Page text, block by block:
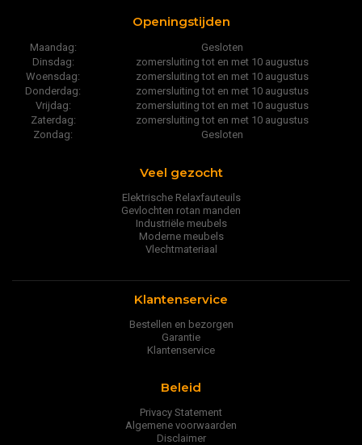
Openingstijden
Maandag:
Gesloten
Dinsdag:
zomersluiting tot en met 10 augustus
Woensdag:
zomersluiting tot en met 10 augustus
Donderdag:
zomersluiting tot en met 10 augustus
Vrijdag:
zomersluiting tot en met 10 augustus
Zaterdag:
zomersluiting tot en met 10 augustus
Zondag:
Gesloten
Veel gezocht
Elektrische Relaxfauteuils
Gevlochten rotan manden
Industriële meubels
Moderne meubels
Vlechtmateriaal
Klantenservice
Bestellen en bezorgen
Garantie
Klantenservice
Beleid
Privacy Statement
Algemene voorwaarden
Disclaimer